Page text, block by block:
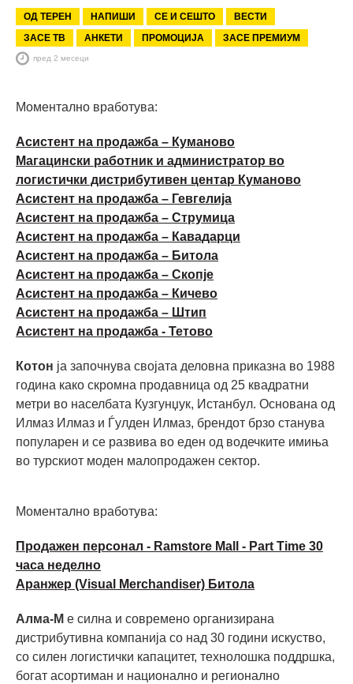
ОД ТЕРЕН НАПИШИ СЕ И СЕШТО
ВЕСТИ
ЗАСЕ ТВ
АНКЕТИ ПРОМОЦИЈА ЗАСЕ ПРЕМИУМ
пред 2 месеци
Моментално вработува:
Асистент на продажба – Куманово
Магацински работник и администратор во
логистички дистрибутивен центар Куманово
Асистент на продажба – Гевгелија
Асистент на продажба – Струмица
Асистент на продажба – Кавадарци
Асистент на продажба – Битола
Асистент на продажба – Скопје
Асистент на продажба – Кичево
Асистент на продажба – Штип
Асистент на продажба - Тетово
Котон ја започнува својата деловна приказна во 1988
година како скромна продавница од 25 квадратни
метри во населбата Кузгунџук, Истанбул. Основана од
Илмаз Илмаз и Ѓулден Илмаз, брендот брзо станува
популарен и се развива во еден од водечките имиња
во турскиот моден малопродажен сектор.
Моментално вработува:
Продажен персонал - Ramstore Mall - Part Time 30
часа неделно
Аранжер (Visual Merchandiser) Битола
Алма-М е силна и современо организирана
дистрибутивна компанија со над 30 години искуство,
со силен логистички капацитет, технолошка поддршка,
богат асортиман и национално и регионално